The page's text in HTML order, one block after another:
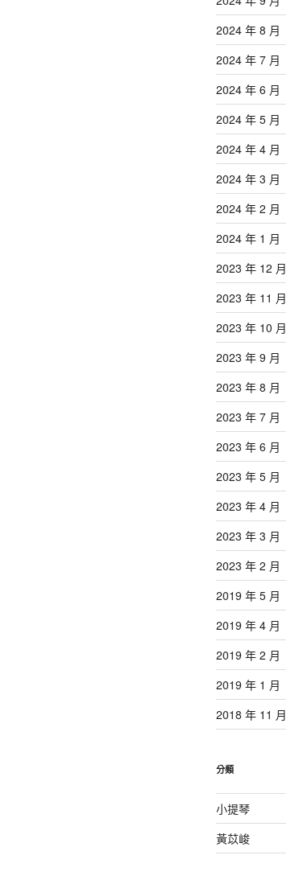
2024 年 8 月
2024 年 7 月
2024 年 6 月
2024 年 5 月
2024 年 4 月
2024 年 3 月
2024 年 2 月
2024 年 1 月
2023 年 12 月
2023 年 11 月
2023 年 10 月
2023 年 9 月
2023 年 8 月
2023 年 7 月
2023 年 6 月
2023 年 5 月
2023 年 4 月
2023 年 3 月
2023 年 2 月
2019 年 5 月
2019 年 4 月
2019 年 2 月
2019 年 1 月
2018 年 11 月
分類
小提琴
黃苡峻